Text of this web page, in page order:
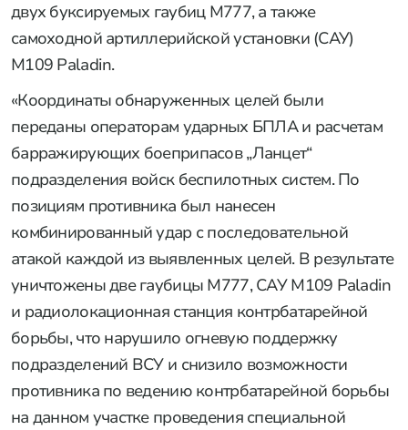
двух буксируемых гаубиц M777, а также
самоходной артиллерийской установки (САУ)
M109 Paladin.
«Координаты обнаруженных целей были
переданы операторам ударных БПЛА и расчетам
барражирующих боеприпасов „Ланцет“
подразделения войск беспилотных систем. По
позициям противника был нанесен
комбинированный удар с последовательной
атакой каждой из выявленных целей. В результате
уничтожены две гаубицы M777, САУ M109 Paladin
и радиолокационная станция контрбатарейной
борьбы, что нарушило огневую поддержку
подразделений ВСУ и снизило возможности
противника по ведению контрбатарейной борьбы
на данном участке проведения специальной